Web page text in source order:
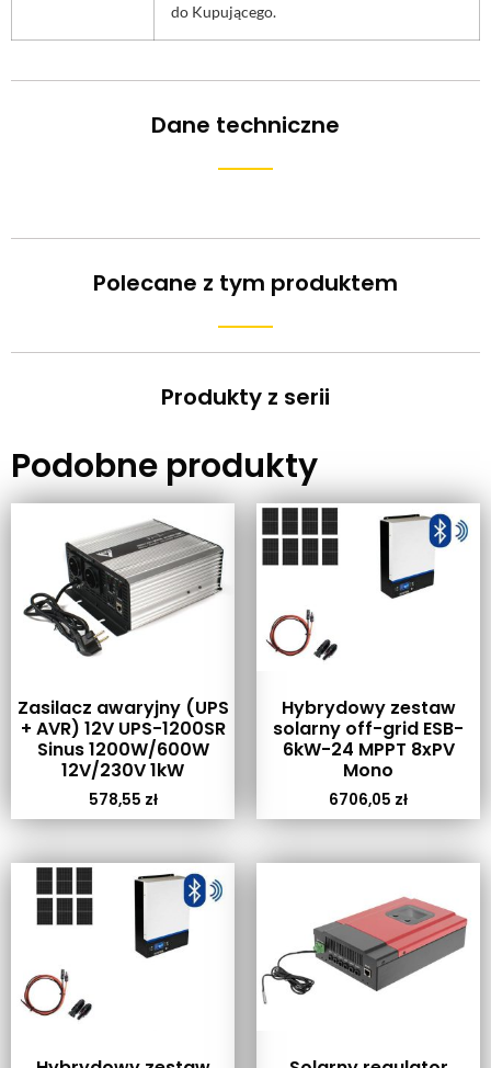
do Kupującego.
Dane techniczne
Polecane z tym produktem
Produkty z serii
Podobne produkty
Zasilacz awaryjny (UPS
+ AVR) 12V UPS-1200SR
Sinus 1200W/600W
12V/230V 1kW
578,55 zł
Hybrydowy zestaw
solarny off-grid ESB-
6kW-24 MPPT 8xPV
Mono
6706,05 zł